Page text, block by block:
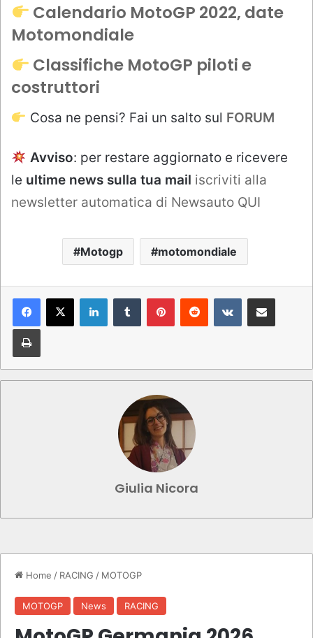
Calendario MotoGP 2022, date
Motomondiale
Classifiche MotoGP piloti e
costruttori
Cosa ne pensi? Fai un salto sul FORUM
Avviso: per restare aggiornato e ricevere
le ultime news sulla tua mail iscriviti alla
newsletter automatica di Newsauto QUI
Motogp motomondiale
LinkedInTumblr PinterestReddit VKontakteCondividi via mail
Stampa
Giulia Nicora